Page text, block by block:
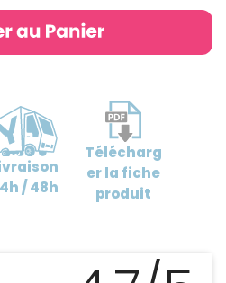
/ 48h
Télécharg
erla fiche
produit